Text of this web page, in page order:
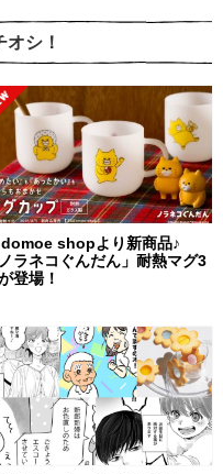
シ！
shopより新商品♪
ノラネコぐんだん」耐熱マグ3
登場！